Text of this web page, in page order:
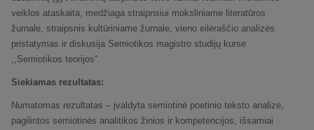
veiklos ataskaita, medžiaga straipnsiui moksliniame literatūros
žurnale, straipsnis kultūriniame žurnale, vieno eilėraščio analizės
pristatymas ir diskusija Semiotikos magistro studijų kurse
,,Semiotikos teorijos“.
Siekiamas rezultatas:
Numatomas rezultatas – įvaldyta semiotinė poetinio teksto analizė,
pagilintos semiotinės analitikos žinios ir kompetencijos, išsamiai